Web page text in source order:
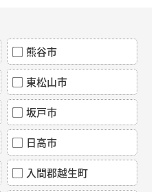
熊谷市
東松山市
坂戸市
日高市
入間郡越生町